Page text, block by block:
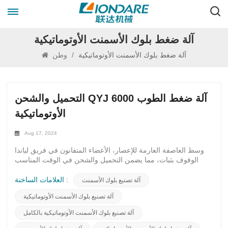
آلة ضغط بلوك الأسمنت الأوتوماتيكية
/ آلة ضغط بلوك الأسمنت الأوتوماتيكية
التحميل والشحن QYJ 6000 آلة ضغط الطوب
الأوتوماتيكية
Aug 17, 2024
وسط العاصفة العارمة للإعصار، الأعضاء المتفانون في فريق لياندا
الوقوف بثبات، مما يضمن التحميل والشحن في الوقت المناسب
"تلبية احتياجات العملاء على الفور وفهم رغباتهم". على الرغم من
تجاه عملائنا الكرام. قد يشكل الطقس العاصف تحديًا، لكنه لا يمكن
أن يكسر تصميمنا على تقديم خدمة استثنائية.وفي مواجهة الشدائد،
يظل فريقنا حازمًا، دون أن تردعه قوى الطبيعة. نحن نعمل بلا كلل
العلامات الساخنة : آلة تصنيع بلوك الأسمنت
آلة تصنيع بلوك الأسمنت الأوتوماتيكية
آلة تصنيع بلوك الأسمنت الأوتوماتيكية بالكامل